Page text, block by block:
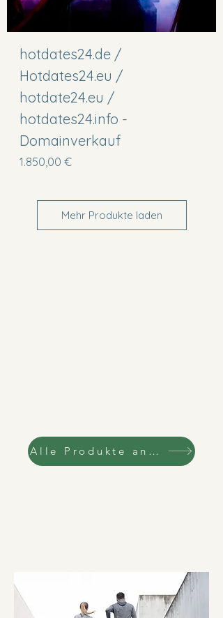
hotdates24.de /
Hotdates24.eu /
hotdate24.eu /
hotdates24.info -
Domainverkauf
Preis
1.850,00 €
Mehr Produkte laden
Alle Produkte anzeigen